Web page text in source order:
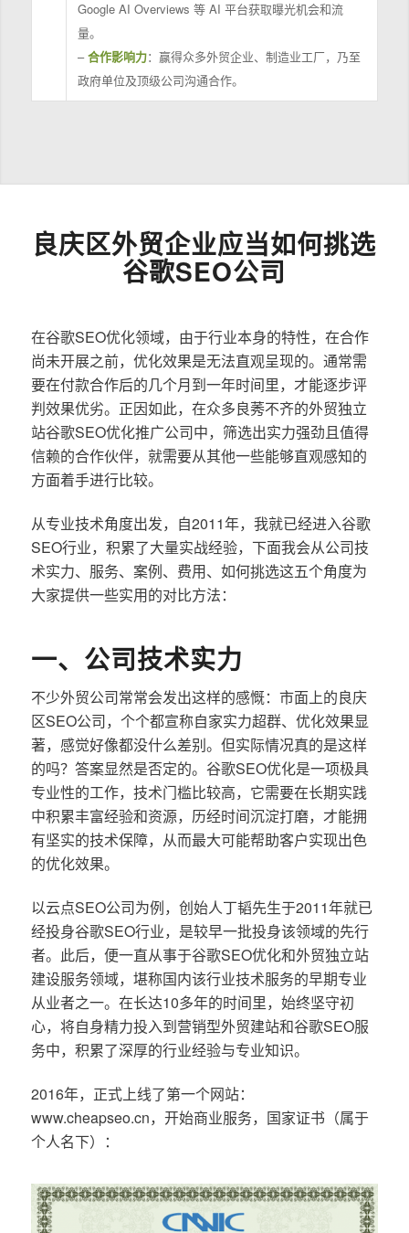
Google AI Overviews 等 AI 平台获取曝光机会和流
量。
–合作影响力：赢得众多外贸企业、制造业工厂，乃至
政府单位及顶级公司沟通合作。
良庆区外贸企业应当如何挑选
谷歌SEO公司
在谷歌SEO优化领域，由于行业本身的特性，在合作
尚未开展之前，优化效果是无法直观呈现的。通常需
要在付款合作后的几个月到一年时间里，才能逐步评
判效果优劣。正因如此，在众多良莠不齐的外贸独立
站谷歌SEO优化推广公司中，筛选出实力强劲且值得
信赖的合作伙伴，就需要从其他一些能够直观感知的
方面着手进行比较。
从专业技术角度出发，自2011年，我就已经进入谷歌
SEO行业，积累了大量实战经验，下面我会从公司技
术实力、服务、案例、费用、如何挑选这五个角度为
大家提供一些实用的对比方法：
一、公司技术实力
不少外贸公司常常会发出这样的感慨：市面上的良庆
区SEO公司，个个都宣称自家实力超群、优化效果显
著，感觉好像都没什么差别。但实际情况真的是这样
的吗？答案显然是否定的。谷歌SEO优化是一项极具
专业性的工作，技术门槛比较高，它需要在长期实践
中积累丰富经验和资源，历经时间沉淀打磨，才能拥
有坚实的技术保障，从而最大可能帮助客户实现出色
的优化效果。
以云点SEO公司为例，创始人丁韬先生于2011年就已
经投身谷歌SEO行业，是较早一批投身该领域的先行
者。此后，便一直从事于谷歌SEO优化和外贸独立站
建设服务领域，堪称国内该行业技术服务的早期专业
从业者之一。在长达10多年的时间里，始终坚守初
心，将自身精力投入到营销型外贸建站和谷歌SEO服
务中，积累了深厚的行业经验与专业知识。
2016年，正式上线了第一个网站：
www.cheapseo.cn，开始商业服务，国家证书（属于
个人名下）：